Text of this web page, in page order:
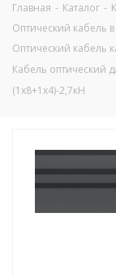
Главная - Каталог -
Оптический кабель
Оптический кабель
Кабель оптический
(1х8+1х4)-2,7кН